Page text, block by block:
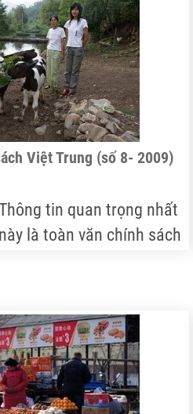
Việt Trung (số 8- 2009)
tin quan trọng nhất
là toàn văn chính sách